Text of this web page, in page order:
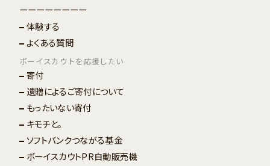
ーーーーーーーー
体験する
よくある質問
ボーイスカウトを応援したい
寄付
遺贈によるご寄付について
もったいない寄付
キモチと。
ソフトバンクつながる基金
ボーイスカウトPR自動販売機